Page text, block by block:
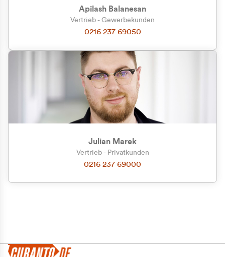
Zu welcher Kundengruppe
gehören Sie?
Privatkunde (inkl. MwSt.)
Geschäftskunde (exkl. MwSt.)
Apilash Balanesan
Vertrieb - Gewerbekunden
0216 237 69050
Julian Marek
Vertrieb - Privatkunden
0216 237 69000